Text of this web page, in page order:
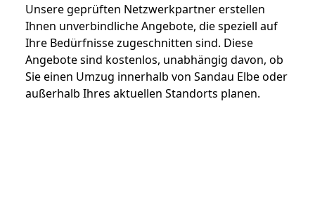
Unsere geprüften Netzwerkpartner erstellen
Ihnen unverbindliche Angebote, die speziell auf
Ihre Bedürfnisse zugeschnitten sind. Diese
Angebote sind kostenlos, unabhängig davon, ob
Sie einen Umzug innerhalb von Sandau Elbe oder
außerhalb Ihres aktuellen Standorts planen.